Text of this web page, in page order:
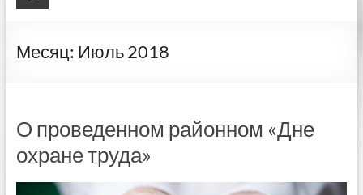
Месяц: Июль 2018
О проведенном районном «Дне
охране труда»